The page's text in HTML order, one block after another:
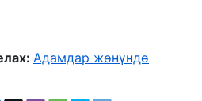
Адамдар жөнүндө